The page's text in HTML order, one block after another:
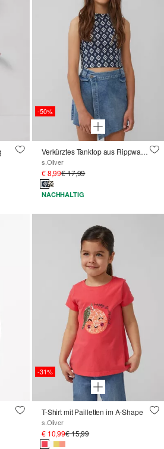
-50%
Verkürztes Tanktop aus Rippware im Slim Fit
s.Oliver
€ 8,99€ 17,99
NACHHALTIG
-31%
T-Shirt mit Pailletten im A-Shape
s.Oliver
€ 10,99€ 15,99